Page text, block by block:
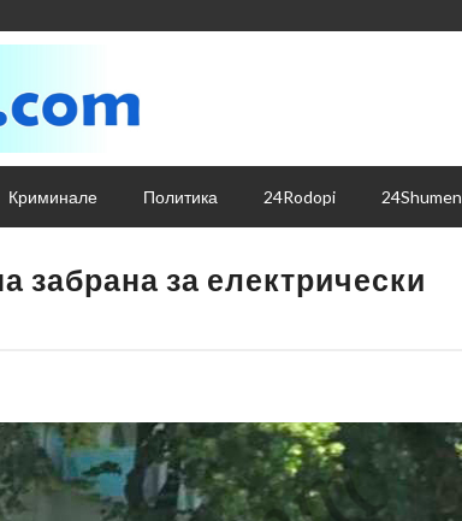
Криминале Политика 24Rodopi 24Shumen
за електрически